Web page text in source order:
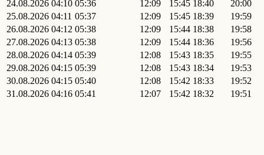
24.08.2026 04:10 05:36 12:09 15:45 18:40
20:00
25.08.2026 04:11 05:37 12:09 15:45 18:39
19:59
26.08.2026 04:12 05:38 12:09 15:44 18:38
19:58
27.08.2026 04:13 05:38 12:09 15:44 18:36
19:56
28.08.2026 04:14 05:39 12:08 15:43 18:35
19:55
29.08.2026 04:15 05:39 12:08 15:43 18:34
19:53
30.08.2026 04:15 05:40 12:08 15:42 18:33
19:52
31.08.2026 04:16 05:41 12:07 15:42 18:32 19:51